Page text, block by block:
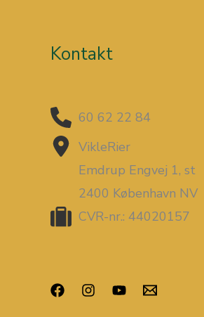
Kontakt
60 62 22 84
VikleRier
Emdrup Engvej 1, st
2400 København NV
CVR-nr.: 44020157